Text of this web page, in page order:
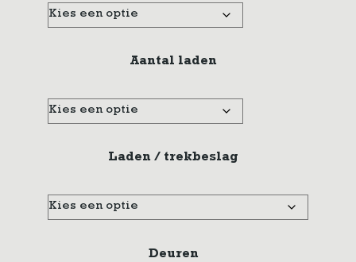
Aantal laden
Laden / trekbeslag
Deuren